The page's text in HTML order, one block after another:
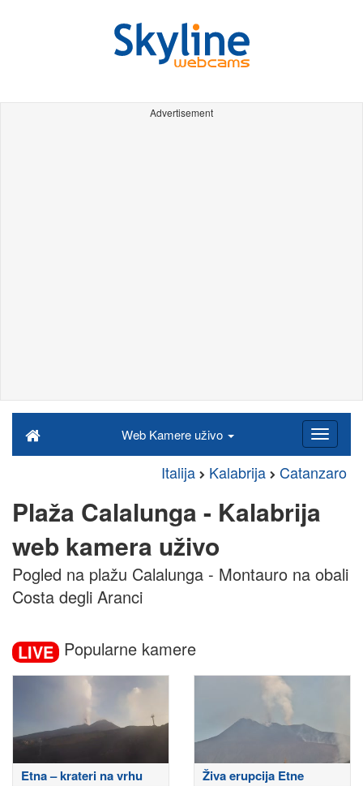
Advertisement
Web Kamere uživo
Italija Kalabrija Catanzaro
Plaža Calalunga - Kalabrija
web kamera uživo
Pogled na plažu Calalunga - Montauro na obali
Costa degli Aranci
LIVE Popularne kamere
Etna – krateri na vrhu Živa erupcija Etne